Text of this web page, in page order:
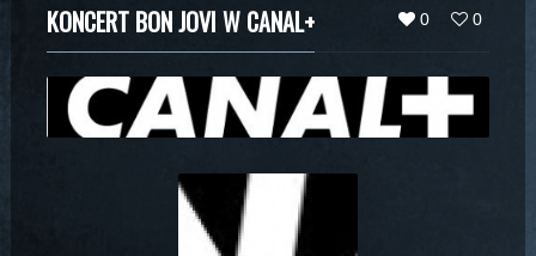
0 0
KONCERT BON JOVI W CANAL+